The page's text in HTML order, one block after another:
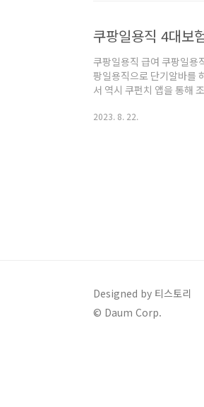
쿠팡일용직 4대보
쿠팡일용직 급여 쿠팡일용
팡일용직으로 단기알바를
서 역시 쿠펀치 앱을 통해
여는 업무시간대와 업무시
2023. 8. 22.
Designed by 티스토리
© Daum Corp.